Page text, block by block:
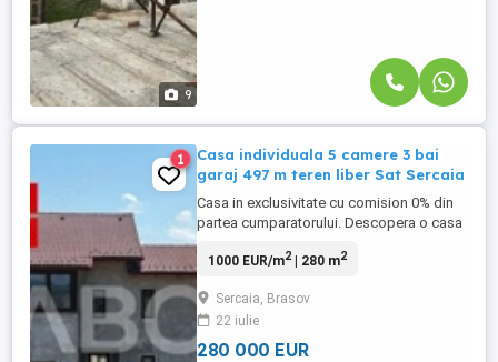
9
1
Casa individuala 5 camere 3 bai
garaj 497 m teren liber Sat Sercaia
Casa in exclusivitate cu comision 0% din
partea cumparatorului. Descopera o casa
întreaga familie. O locuinta individuala din
mai mult loc, mai mult confort și
posibilitatea de a o transforma exact asa
cum isi imagineaza. ...
1000 EUR/m2| 280 m2
Sercaia, Brasov
22 iulie
280 000 EUR